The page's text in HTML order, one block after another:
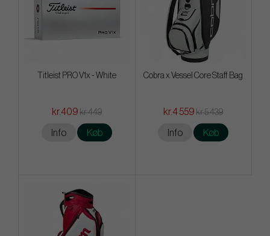
Titleist PRO V1x - White
kr.409 kr.449
Info Køb
Cobra x Vessel Core Staff Bag
kr.4 559 kr.5 439
Info Køb